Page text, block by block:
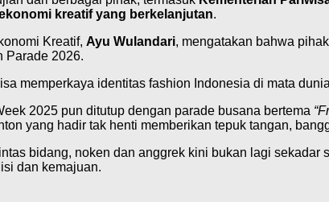
kreatif yang berkelanjutan.
Kreatif, Ayu Wulandari, mengatakan bahwa
Parade 2026.
memperkaya identitas fashion Indonesia di mata
2025 pun ditutup dengan parade busana bertema
yang hadir tak henti memberikan tepuk tangan,
bidang, noken dan anggrek kini bukan lagi
dan kemajuan.